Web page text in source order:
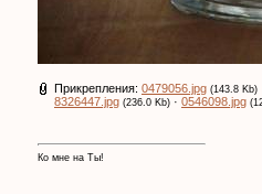
Прикрепления: 0479056.jpg (143.8 Kb)
8326447.jpg (236.0 Kb) · 0546098.jpg
Ко мне на Ты!